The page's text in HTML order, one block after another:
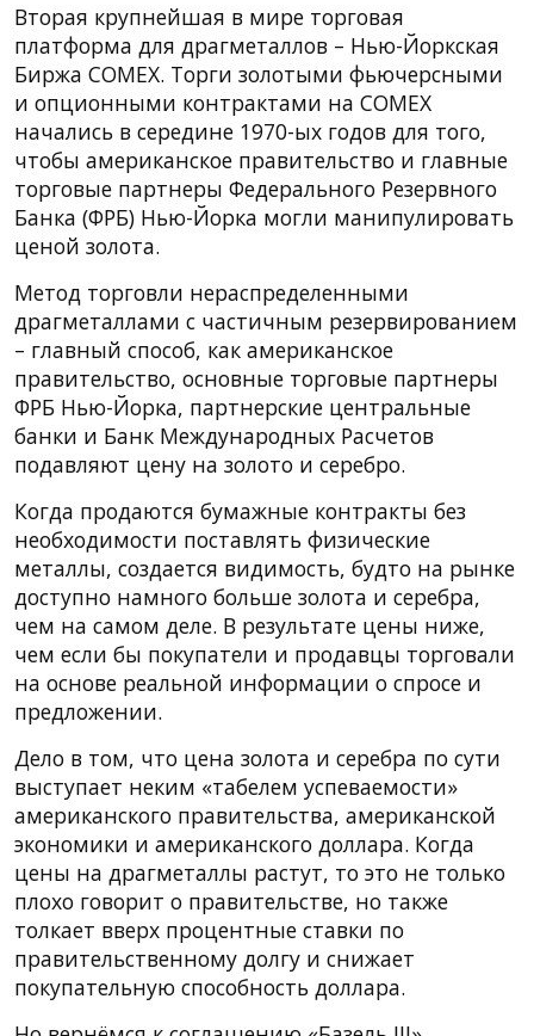
Вторая крупнейшая в мире торговая
платформа для драгметаллов – Нью-Йоркская
Биржа COMEX. Торги золотыми фьючерсными
и опционными контрактами на COMEX
начались в середине 1970-ых годов для того,
чтобы американское правительство и главные
торговые партнеры Федерального Резервного
Банка (ФРБ) Нью-Йорка могли манипулировать
ценой золота.
Метод торговли нераспределенными
драгметаллами с частичным резервированием
– главный способ, как американское
правительство, основные торговые партнеры
ФРБ Нью-Йорка, партнерские центральные
банки и Банк Международных Расчетов
подавляют цену на золото и серебро.
Когда продаются бумажные контракты без
необходимости поставлять физические
металлы, создается видимость, будто на рынке
доступно намного больше золота и серебра,
чем на самом деле. В результате цены ниже,
чем если бы покупатели и продавцы торговали
на основе реальной информации о спросе и
предложении.
Дело в том, что цена золота и серебра по сути
выступает неким «табелем успеваемости»
американского правительства, американской
экономики и американского доллара. Когда
цены на драгметаллы растут, то это не только
плохо говорит о правительстве, но также
толкает вверх процентные ставки по
правительственному долгу и снижает
покупательную способность доллара.